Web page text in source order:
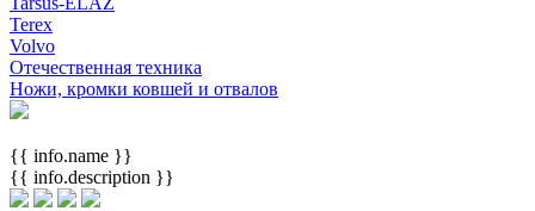
Terex
Volvo
Отечественная техника
Ножи, кромки ковшей и отвалов
{{ info.name }}
{{ info.description }}